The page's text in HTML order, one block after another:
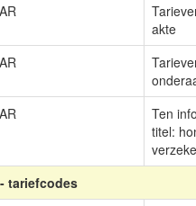
akte
Ten
titel:
tariefcodes